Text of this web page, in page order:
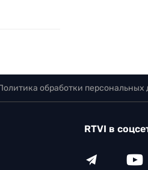
обработки персональных
RTVI в